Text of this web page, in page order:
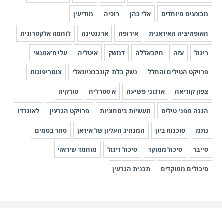
מבצעים מיוחדים אלי כהן רוסיה מודיעין
האופוזיציה האיראנית אירופה ארגנטינה לוחמה אלקטרונית
ריגול עזה חיזבאללה דמשק איטליה עלי ח'אמנאי
פרויקט הטילים והחלל נשק בלתי קונבנציונאלי צנטריפוגות
צפון קוריאה ארגוני פשיעה אוסטרליה טורקיה
הגנה מפני טילים תעשיות ביטחוניות פרויקט הגרעין לאונרדו
נתנז סוכנות ביון המנהיג העליון של איראן סחר בסמים
סייבר סיכול ממוקד סיכול ריגול מוחמד שיראזי
סיכולים ממוקדים תכנית הגרעין